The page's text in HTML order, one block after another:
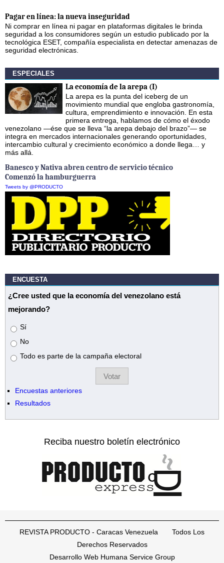
Pagar en línea: la nueva inseguridad
Ni comprar en línea ni pagar en plataformas digitales le brinda
seguridad a los consumidores según un estudio publicado por la
tecnológica ESET, compañía especialista en detectar amenazas de
seguridad electrónicas.
ESPECIALES
La economía de la arepa (I)
La arepa es la punta del iceberg de un
movimiento mundial que engloba gastronomía,
cultura, emprendimiento e innovación. En esta
primera entrega, hablamos de cómo el éxodo
venezolano —ése que se lleva “la arepa debajo del brazo”— se
integra en mercados internacionales generando oportunidades,
intercambio cultural y crecimiento económico a donde llega… y
más allá.
Banesco y Nativa abren centro de servicio técnico
Comenzó la hamburguerra
Tweets by @PRODUCTO
ENCUESTA
¿Cree usted que la economía del venezolano está
mejorando?
Opciones
Sí
No
Todo es parte de la campaña electoral
Encuestas anteriores
Resultados
Reciba nuestro boletín electrónico
REVISTA PRODUCTO - Caracas Venezuela Todos Los
Derechos Reservados
Desarrollo Web Humana Service Group